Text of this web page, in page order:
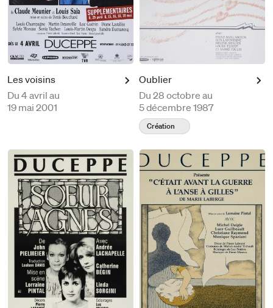
Les voisins
Du 4 avril au
19 mai 2001
Oublier
Du 28 octobre au
5 décembre 1987
Création